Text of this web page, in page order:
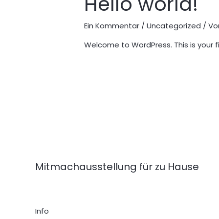
Ein Kommentar /Uncategorized /
Welcome to WordPress. This is
Mitmachausstellung für zu Hause
Info